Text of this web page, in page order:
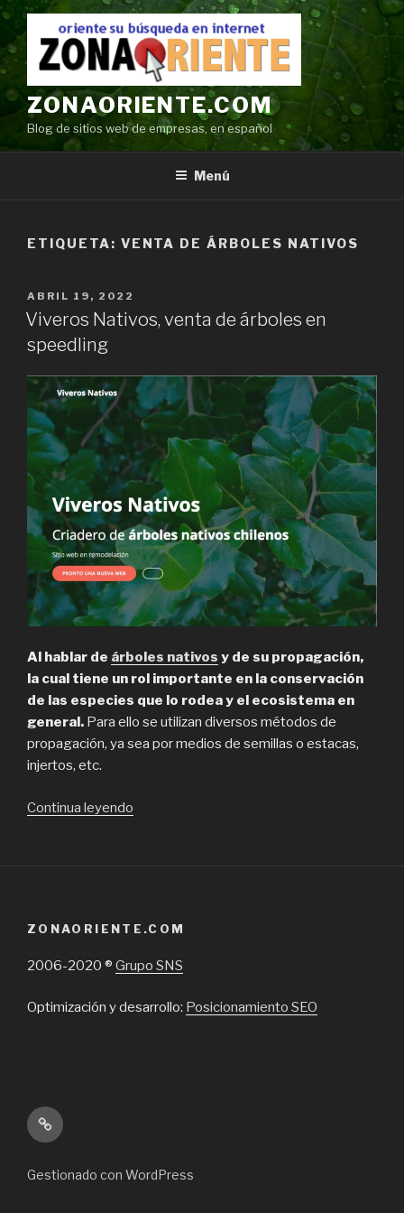
Ir
contenido
ZONAORIENTE.COM
Blog de sitios web de empresas, en español
Menú
ETIQUETA: VENTA DE ÁRBOLES NATIVOS
POSTED
ON
ABRIL 19, 2022
Viveros Nativos, venta de árboles en
speedling
Al hablar de árboles nativos y de su propagación,
la cual tiene un rol importante en la conservación
de las especies que lo rodea y el ecosistema en
general. Para ello se utilizan diversos métodos de
propagación, ya sea por medios de semillas o estacas,
injertos, etc.
Continua leyendo
speedling”
ZONAORIENTE.COM
2006-2020 ® Grupo SNS
Optimización y desarrollo: Posicionamiento SEO
Inicio
Gestionado con WordPress